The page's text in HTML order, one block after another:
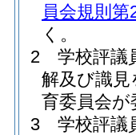
員会規則第
く。
2
学校評議
解及び識
育委員会
3
学校評議